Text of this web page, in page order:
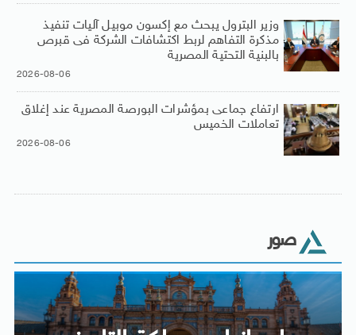
وزير البترول يبحث مع إكسون موبيل آليات تنفيذ
مذكرة التفاهم لربط اكتشافات الشركة فى قبرص
بالبنية التحتية المصرية
2026-08-06
ارتفاع جماعى بمؤشرات البورصة المصرية عند إغلاق
تعاملات الخميس
2026-08-06
صور